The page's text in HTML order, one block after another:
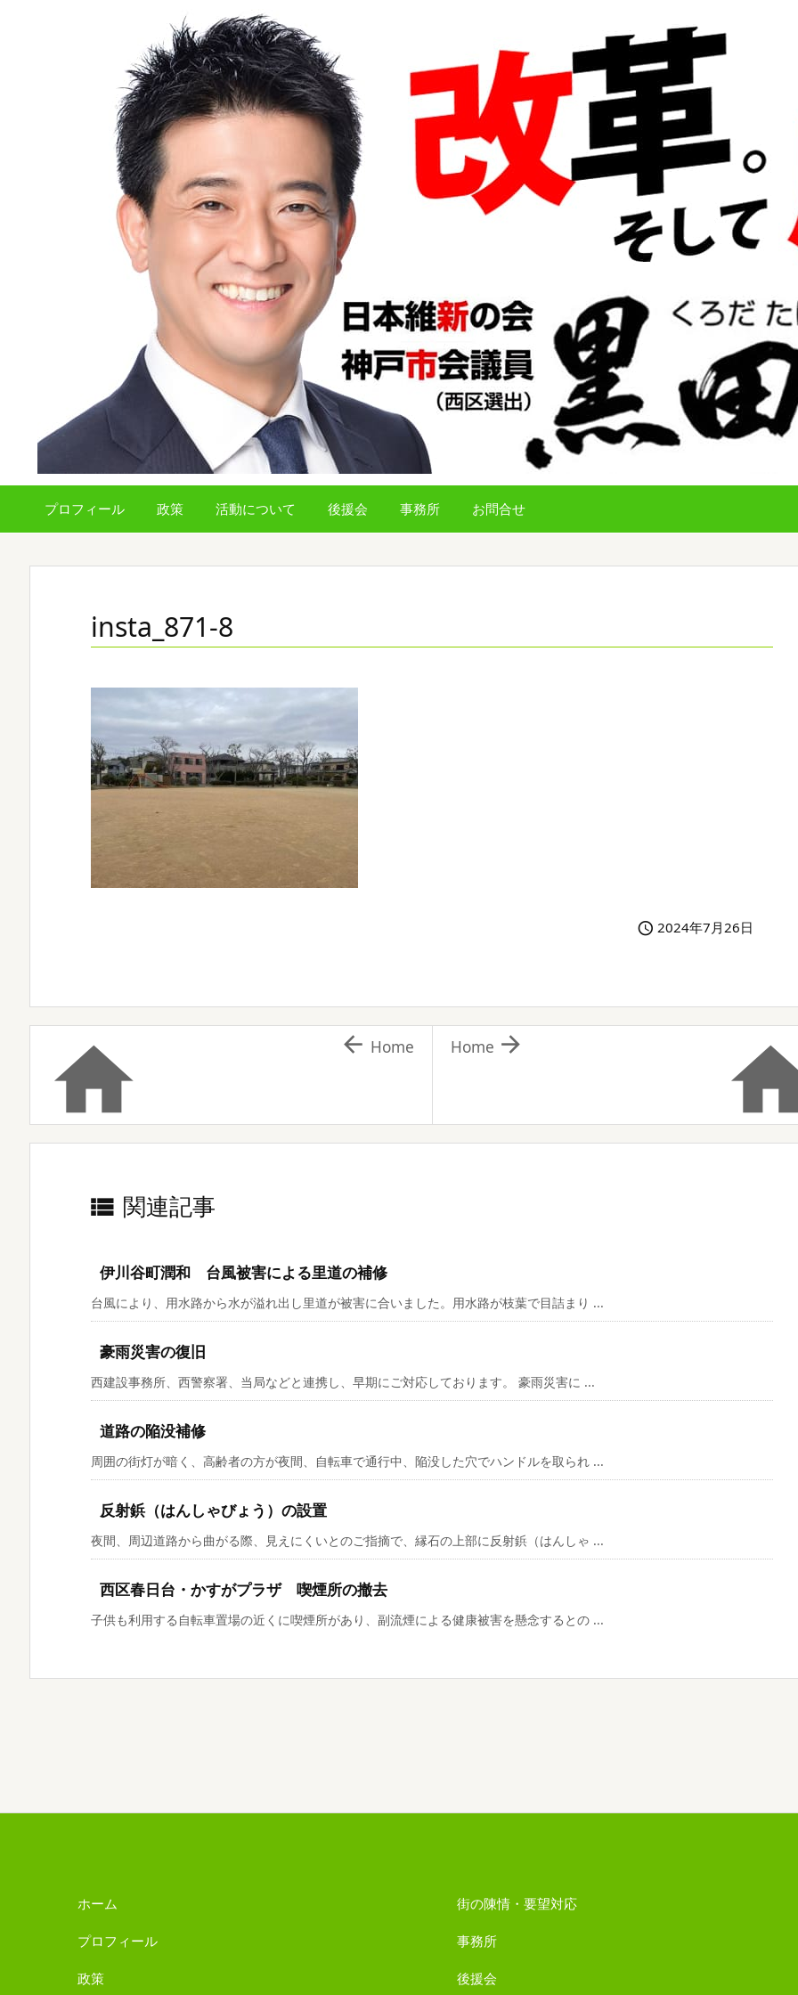
プロフィール 政策 活動について 後援会 事務所 お問合せ
insta_871-8
 2024年7月26日

Home
  Home
 関連記事
伊川谷町潤和 台風被害による里道の補修
台風により、用水路から水が溢れ出し里道が被害に合いました。用水路が枝葉で目詰まり ...
豪雨災害の復旧
西建設事務所、西警察署、当局などと連携し、早期にご対応しております。 豪雨災害に ...
道路の陥没補修
周囲の街灯が暗く、高齢者の方が夜間、自転車で通行中、陥没した穴でハンドルを取られ ...
反射鋲（はんしゃびょう）の設置
夜間、周辺道路から曲がる際、見えにくいとのご指摘で、縁石の上部に反射鋲（はんしゃ ...
西区春日台・かすがプラザ 喫煙所の撤去
子供も利用する自転車置場の近くに喫煙所があり、副流煙による健康被害を懸念するとの ...
ホーム
プロフィール
政策
街の陳情・要望対応
事務所
後援会